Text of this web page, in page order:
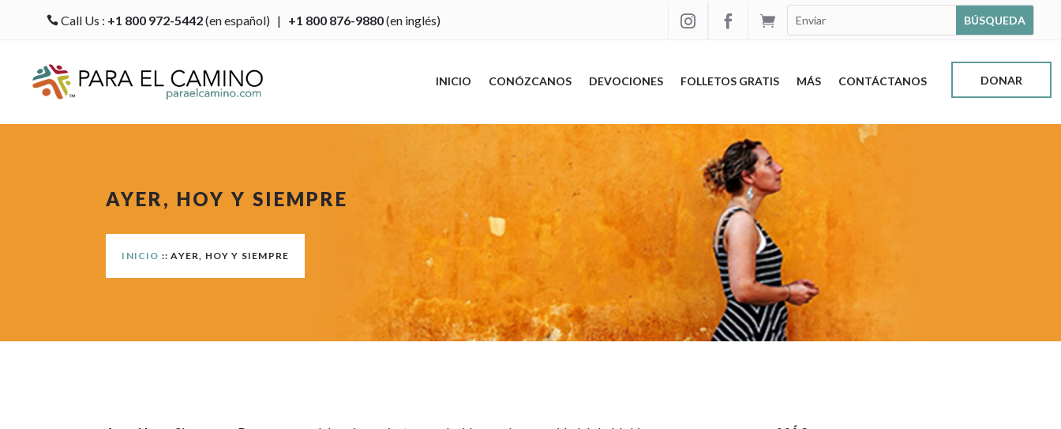
Call Us : +1 800 972-5442(en español) | +1 800 876-9880(en inglés) 


INICIO CONÓZCANOS DEVOCIONES FOLLETOS GRATIS MÁS CONTÁCTANOS DONAR
AYER, HOY Y SIEMPRE
INICIO :: AYER, HOY Y SIEMPRE